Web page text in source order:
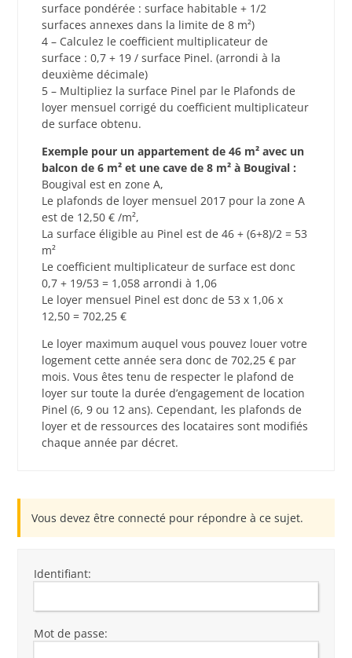
surface pondérée : surface habitable + 1/2
surfaces annexes dans la limite de 8 m²)
4 – Calculez le coefficient multiplicateur de
surface : 0,7 + 19 / surface Pinel. (arrondi à la
deuxième décimale)
5 – Multipliez la surface Pinel par le Plafonds de
loyer mensuel corrigé du coefficient multiplicateur
de surface obtenu.
Exemple pour un appartement de 46 m² avec un
balcon de 6 m² et une cave de 8 m² à Bougival :
Bougival est en zone A,
Le plafonds de loyer mensuel 2017 pour la zone A
est de 12,50 € /m²,
La surface éligible au Pinel est de 46 + (6+8)/2 = 53
m²
Le coefficient multiplicateur de surface est donc
0,7 + 19/53 = 1,058 arrondi à 1,06
Le loyer mensuel Pinel est donc de 53 x 1,06 x
12,50 = 702,25 €
Le loyer maximum auquel vous pouvez louer votre
logement cette année sera donc de 702,25 € par
mois. Vous êtes tenu de respecter le plafond de
loyer sur toute la durée d’engagement de location
Pinel (6, 9 ou 12 ans). Cependant, les plafonds de
loyer et de ressources des locataires sont modifiés
chaque année par décret.
Vous devez être connecté pour répondre à ce sujet.
Identifiant:
Mot de passe: